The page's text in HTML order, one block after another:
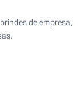
de empresa,